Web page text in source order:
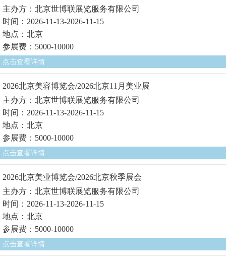
主办方：北京世博联展览服务有限公司
时间：2026-11-13-2026-11-15
地点：北京
参展费：5000-10000
点击查看详情
2026北京美容博览会/2026北京11月美业展
主办方：北京世博联展览服务有限公司
时间：2026-11-13-2026-11-15
地点：北京
参展费：5000-10000
点击查看详情
2026北京美业博览会/2026北京秋季展会
主办方：北京世博联展览服务有限公司
时间：2026-11-13-2026-11-15
地点：北京
参展费：5000-10000
点击查看详情